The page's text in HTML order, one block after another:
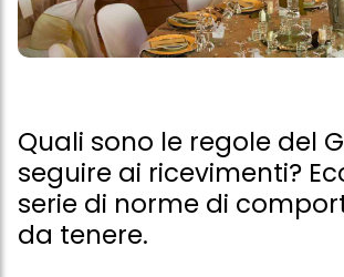
Quali sono le regole del
seguire ai ricevimenti?
serie di norme di
da tenere.